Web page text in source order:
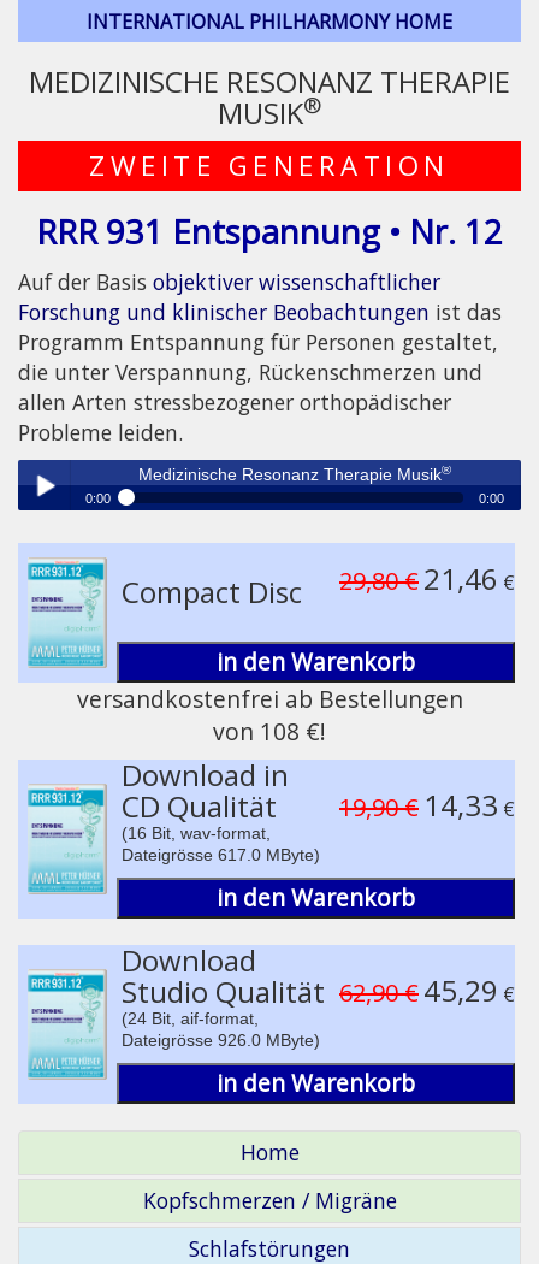
INTERNATIONAL PHILHARMONY HOME
MEDIZINISCHE RESONANZ THERAPIE
MUSIK®
ZWEITE GENERATION
RRR 931 Entspannung • Nr. 12
Auf der Basis objektiver wissenschaftlicher
Forschung und klinischer Beobachtungen ist das
Programm Entspannung für Personen gestaltet,
die unter Verspannung, Rückenschmerzen und
allen Arten stressbezogener orthopädischer
Probleme leiden.
Play /
Medizinische Resonanz Therapie Musik®
0:00 0:00
Compact Disc 29,80 €21,46 €
in den Warenkorb
versandkostenfrei ab Bestellungen
von 108 €!
Download in
CD Qualität
(16 Bit, wav-format,
Dateigrösse 617.0 MByte)
19,90 € 14,33 €
in den Warenkorb
Download
Studio Qualität
(24 Bit, aif-format,
Dateigrösse 926.0 MByte)
62,90 €45,29 €
in den Warenkorb
Home
Kopfschmerzen / Migräne
Schlafstörungen